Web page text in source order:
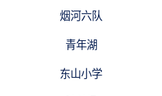
烟河六队
青年湖
东山小学